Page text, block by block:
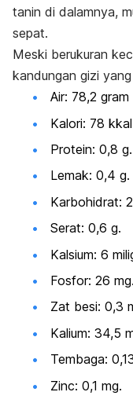
tanin di dalamnya,
sepat.
Meski berukuran
kandungan gizi
Air: 78,2 gram
Kalori: 78
Protein: 0,8 g.
Lemak: 0,4 g.
Karbohidrat:
Serat: 0,6 g.
Kalsium: 6
Fosfor: 26 mg.
Zat besi: 0,3
Kalium: 34,5
Tembaga:
Zinc: 0,1 mg.